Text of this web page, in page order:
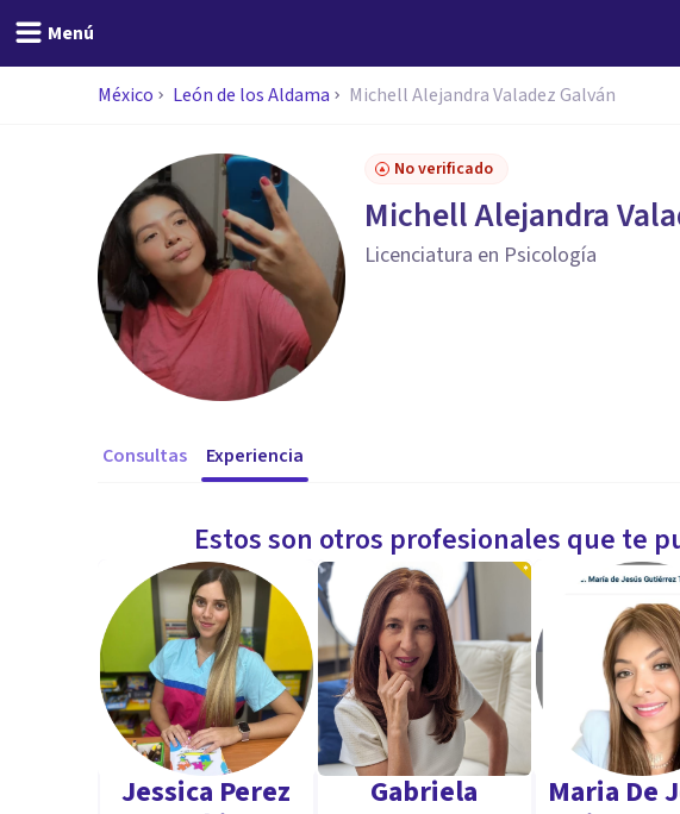
Menú
México León de los Aldama Michell Alejandra Valadez Galván
No verificado
Michell Alejandra
Licenciatura en Psicología
Consultas Experiencia
Estos son otros profesionales que te
Jessica Perez
Gabriela
Maria De